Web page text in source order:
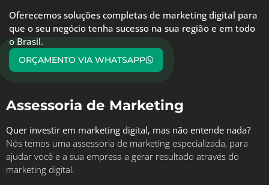
Oferecemos soluções completas de marketing digital para
que o seu negócio tenha sucesso na sua região e em todo
o Brasil.
ORÇAMENTO VIA WHATSAPP
Assessoria de Marketing
Quer investir em marketing digital, mas não entende nada?
Nós temos uma assessoria de marketing especializada, para
ajudar você e a sua empresa a gerar resultado através do
marketing digital.